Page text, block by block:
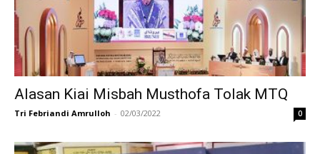
Alasan Kiai Misbah Musthofa Tolak MTQ
Tri Febriandi Amrulloh - 02/03/2022 0